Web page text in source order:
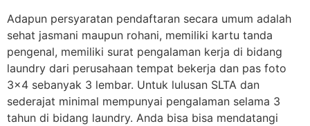
Adapun persyaratan pendaftaran secara umum adalah
sehat jasmani maupun rohani, memiliki kartu tanda
pengenal, memiliki surat pengalaman kerja di bidang
laundry dari perusahaan tempat bekerja dan pas foto
3×4 sebanyak 3 lembar. Untuk lulusan SLTA dan
sederajat minimal mempunyai pengalaman selama 3
tahun di bidang laundry. Anda bisa bisa mendatangi